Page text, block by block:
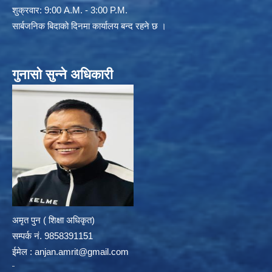
शुक्रवार: 9:00 A.M. - 3:00 P.M.
सार्बजनिक बिदाको दिनमा कार्यालय बन्द रहने छ ।
गुनासो सुन्ने अधिकारी
अमृत पुन ( शिक्षा अधिकृत)
सम्पर्क न‌ं. 9858391151
ईमेल : anjan.amrit@gmail.com